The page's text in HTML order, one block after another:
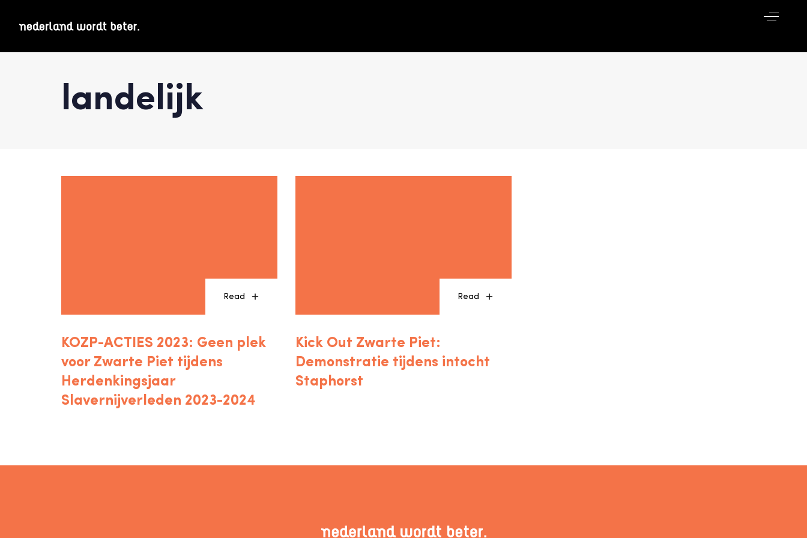
landelijk
Read
KOZP-ACTIES 2023: Geen plek
voor Zwarte Piet tijdens
Herdenkingsjaar
Slavernijverleden 2023-2024
Read
Kick Out Zwarte Piet:
Demonstratie tijdens intocht
Staphorst